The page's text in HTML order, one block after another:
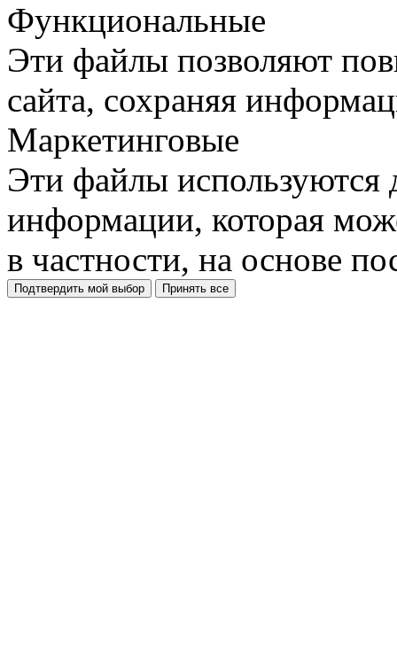
Функциональные
Эти файлы позволяют
сайта, сохраняя
Маркетинговые
Эти файлы используются
информации, которая
в частности, на основе
Подтвердить мой выбор Принять все